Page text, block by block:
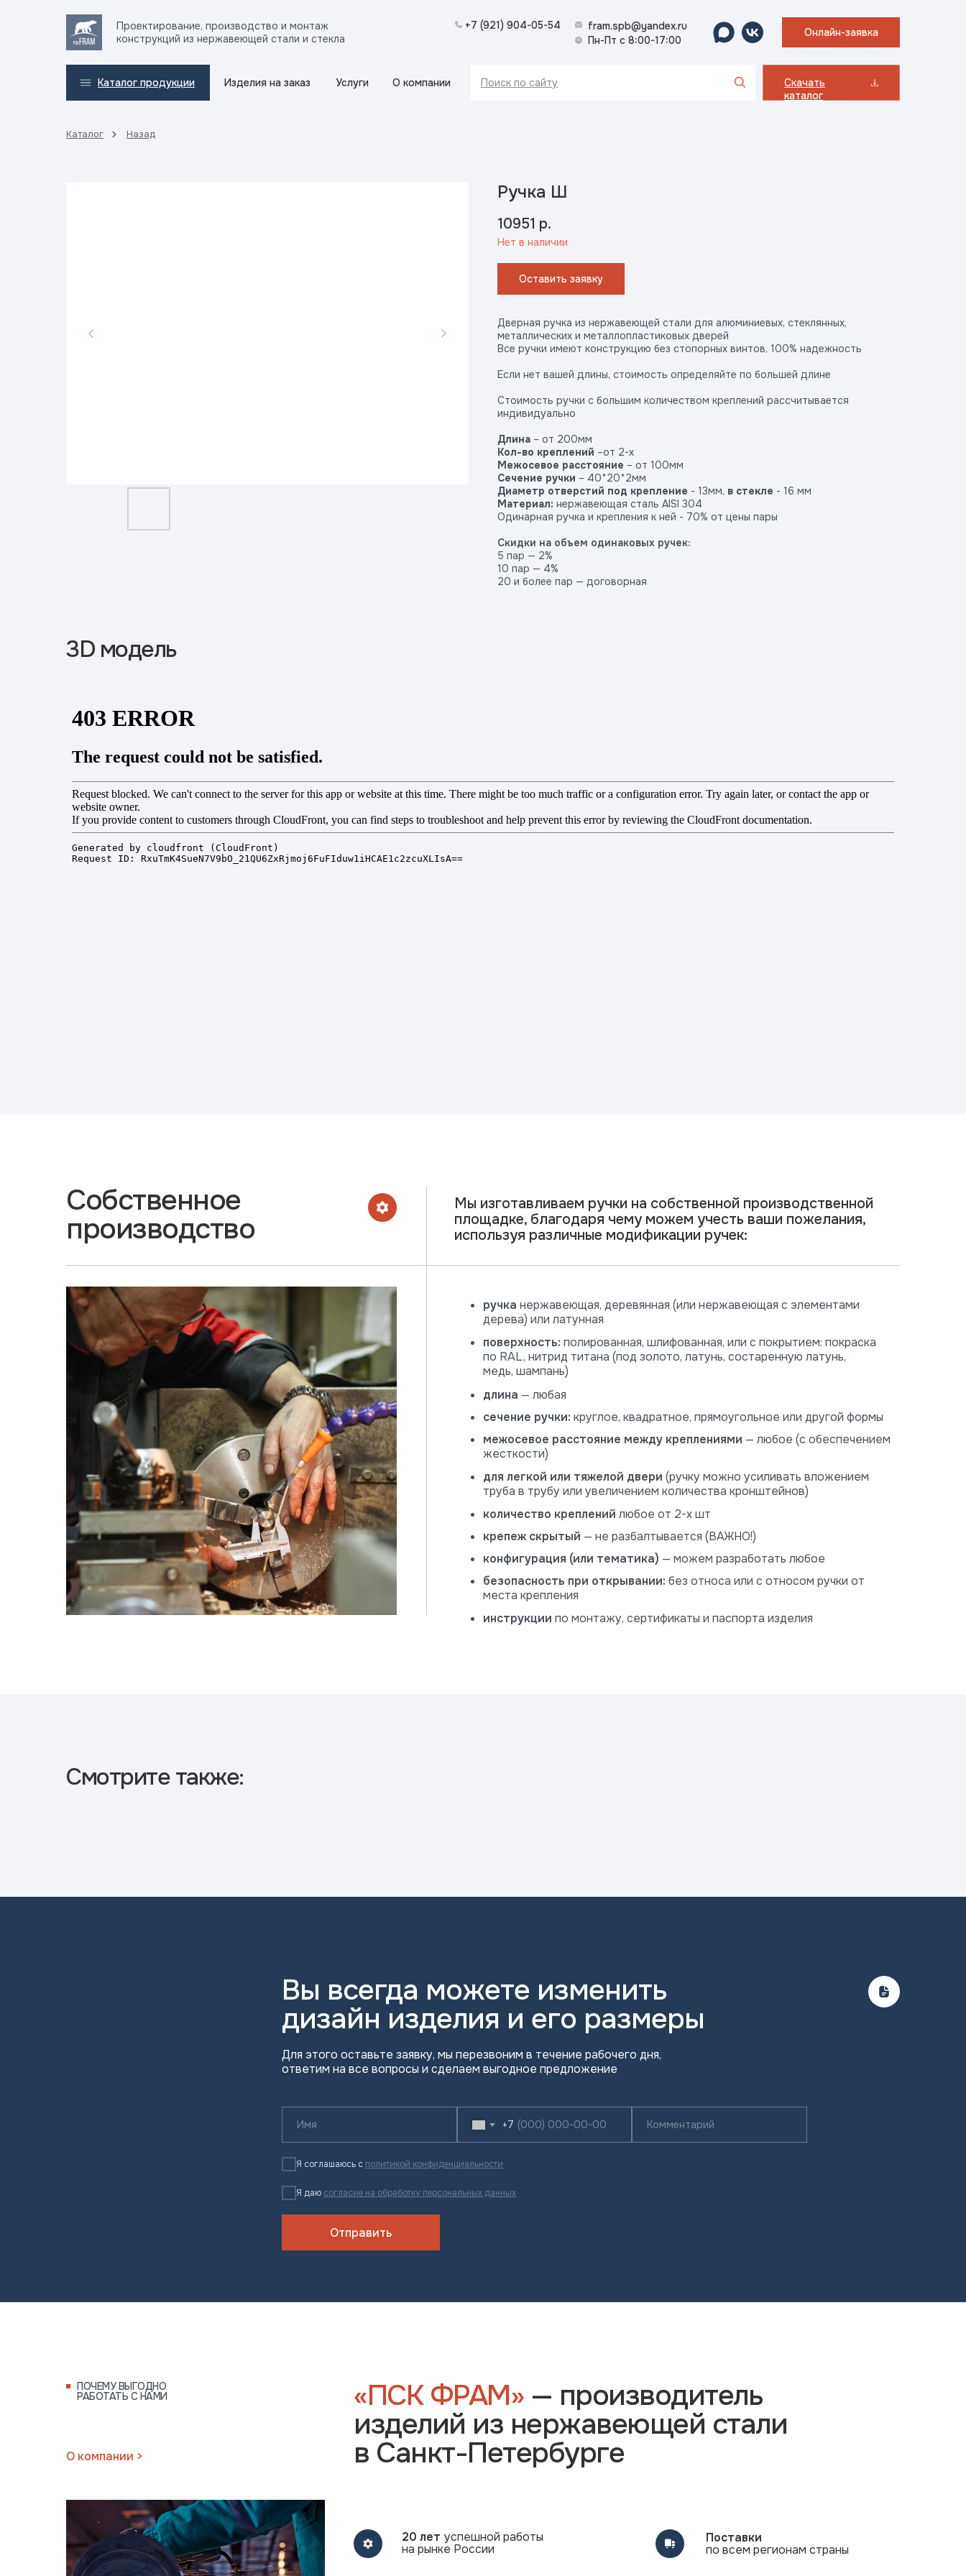
О компании Поиск по сайту
Услуги
Изделия на заказ
Проектирование, производство и монтаж
конструкций из нержавеющей стали и стекла
Онлайн-заявка
fram.spb@yandex.ru
Пн-Пт с 8:00-17:00
Скачать
каталог
+7 (921) 904-05-54
Каталог продукции
Каталог Назад
Ручка Ш
10951 р.
Нет в наличии
Оставить заявку
Дверная ручка из нержавеющей стали для алюминиевых, стеклянных,
металлических и металлопластиковых дверей
Все ручки имеют конструкцию без стопорных винтов, 100% надежность
Если нет вашей длины, стоимость определяйте по большей длине
Стоимость ручки с большим количеством креплений рассчитывается
индивидуально
Длина – от 200мм
Кол-во креплений –от 2-х
Межосевое расстояние – от 100мм
Сечение ручки – 40*20*2мм
Диаметр отверстий под крепление - 13мм, в стекле - 16 мм
Материал: нержавеющая сталь AISI 304
Одинарная ручка и крепления к ней - 70% от цены пары
Скидки на объем одинаковых ручек:
5 пар — 2%
10 пар — 4%
20 и более пар — договорная
3D модель
ручка нержавеющая, деревянная (или нержавеющая с элементами
дерева) или латунная
Мы изготавливаем ручки на собственной производственной
площадке, благодаря чему можем учесть ваши пожелания,
используя различные модификации ручек:
поверхность: полированная, шлифованная, или с покрытием: покраска
по RAL, нитрид титана (под золото, латунь, состаренную латунь,
медь, шампань)
Собственное
производство
длина — любая
сечение ручки: круглое, квадратное, прямоугольное или другой формы
межосевое расстояние между креплениями — любое (с обеспечением
жесткости)
для легкой или тяжелой двери (ручку можно усиливать вложением
труба в трубу или увеличением количества кронштейнов)
количество креплений любое от 2-х шт
крепеж скрытый — не разбалтывается (ВАЖНО!)
конфигурация (или тематика) — можем разработать любое
безопасность при открывании: без относа или с относом ручки от
места крепления
инструкции по монтажу, сертификаты и паспорта изделия
Смотрите также:
Вы всегда можете изменить
дизайн изделия и его размеры
Для этого оставьте заявку, мы перезвоним в течение рабочего дня,
ответим на все вопросы и сделаем выгодное предложение
Отправляя данную форму вы соглашаетесь сполитикой конфиденциальности
+7
Я соглашаюсь с политикой конфиденциальности
Я даю согласие на обработку персональных данных
Отправить
«ПСК ФРАМ»— производитель
изделий из нержавеющей стали
в Санкт-Петербурге
О компании >
20 лет успешной работы
на рынке России
Поставки
по всем регионам страны
ПОЧЕМУ ВЫГОДНО
РАБОТАТЬ С НАМИ